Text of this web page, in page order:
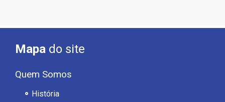
Mapa do site
Quem Somos
História